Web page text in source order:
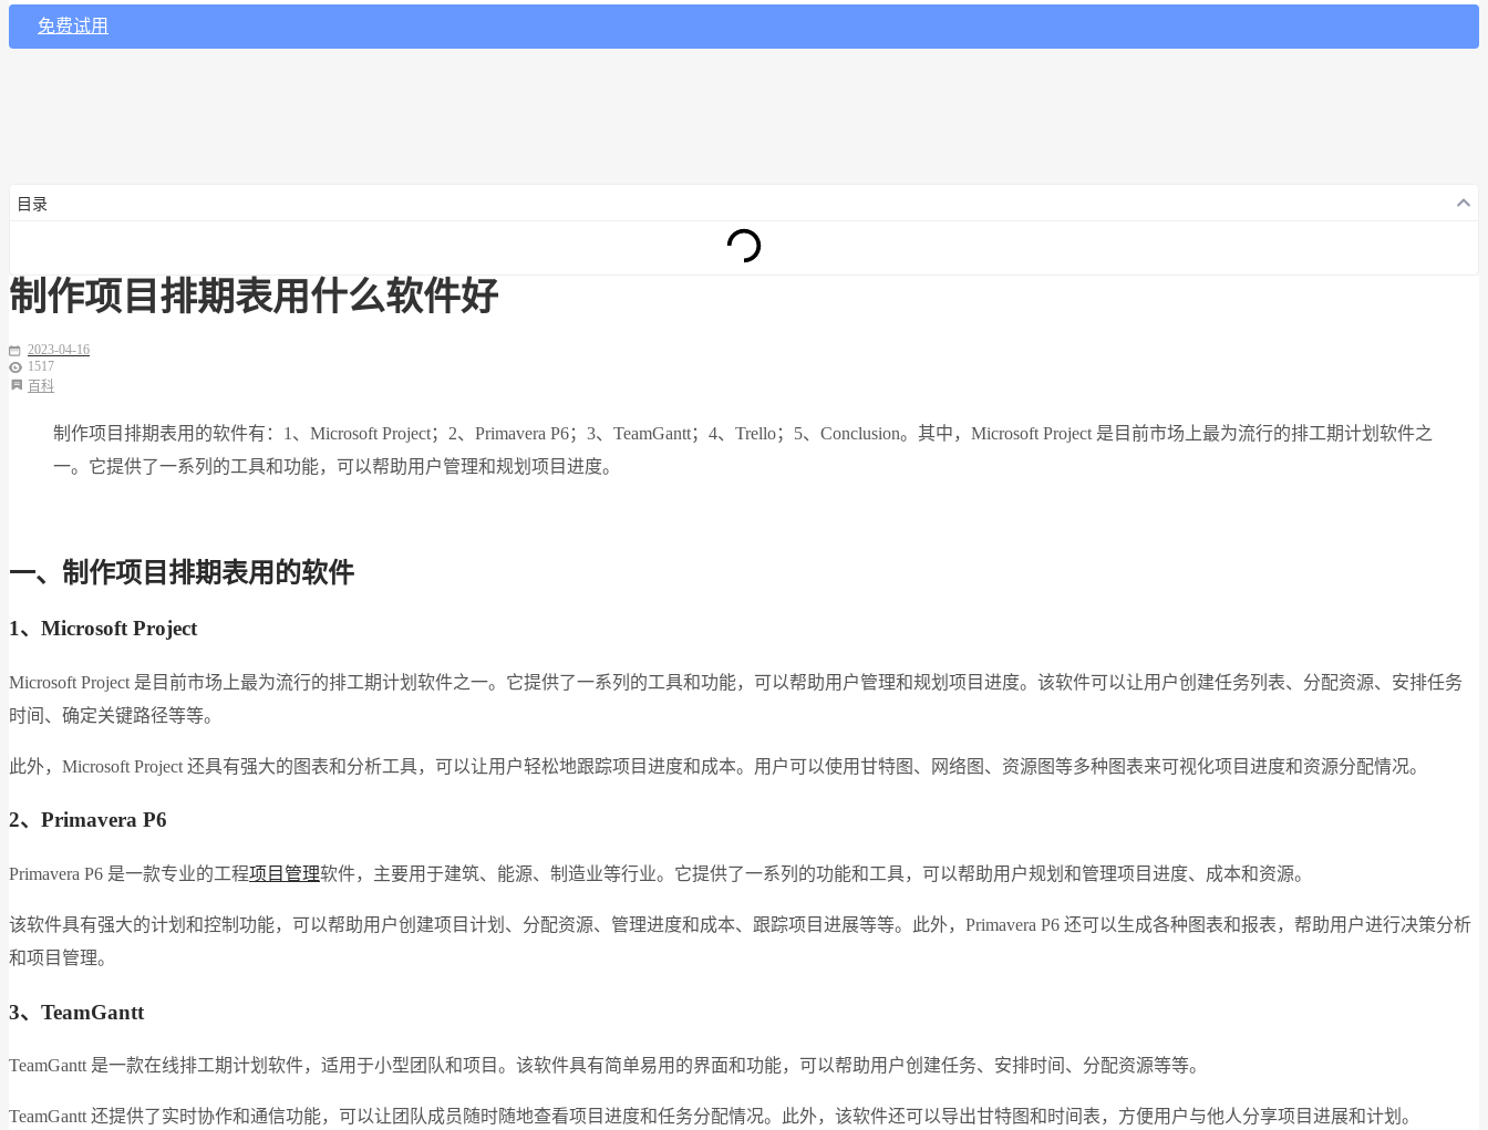
免费试用
目录
制作项目排期表用什么软件好
2023-04-16
1517
百科
制作项目排期表用的软件有：1、Microsoft Project；2、Primavera P6；3、TeamGantt；4、Trello；5、Conclusion。其中，Microsoft Project 是目前市场上最为流行的排工期计划软件之
一。它提供了一系列的工具和功能，可以帮助用户管理和规划项目进度。
一、制作项目排期表用的软件
1、Microsoft Project
Microsoft Project 是目前市场上最为流行的排工期计划软件之一。它提供了一系列的工具和功能，可以帮助用户管理和规划项目进度。该软件可以让用户创建任务列表、分配资源、安排任务
时间、确定关键路径等等。
此外，Microsoft Project 还具有强大的图表和分析工具，可以让用户轻松地跟踪项目进度和成本。用户可以使用甘特图、网络图、资源图等多种图表来可视化项目进度和资源分配情况。
2、Primavera P6
Primavera P6 是一款专业的工程项目管理软件，主要用于建筑、能源、制造业等行业。它提供了一系列的功能和工具，可以帮助用户规划和管理项目进度、成本和资源。
该软件具有强大的计划和控制功能，可以帮助用户创建项目计划、分配资源、管理进度和成本、跟踪项目进展等等。此外，Primavera P6 还可以生成各种图表和报表，帮助用户进行决策分析
和项目管理。
3、TeamGantt
TeamGantt 是一款在线排工期计划软件，适用于小型团队和项目。该软件具有简单易用的界面和功能，可以帮助用户创建任务、安排时间、分配资源等等。
TeamGantt 还提供了实时协作和通信功能，可以让团队成员随时随地查看项目进度和任务分配情况。此外，该软件还可以导出甘特图和时间表，方便用户与他人分享项目进展和计划。